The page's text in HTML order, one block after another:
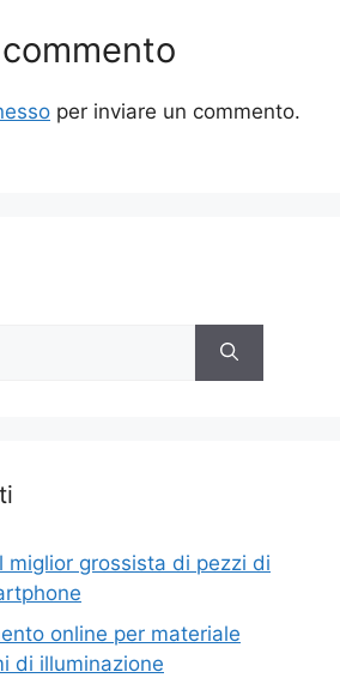
per inviare un commento.
miglior grossista di pezzi di
online per materiale
di illuminazione